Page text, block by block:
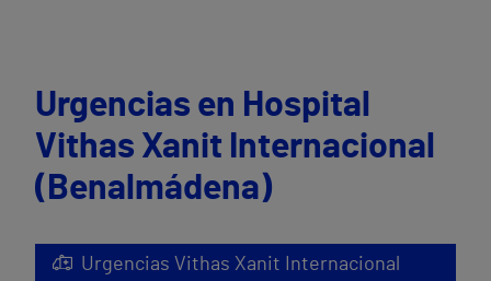
Urgencias en Hospital
Vithas Xanit Internacional
(Benalmádena)
Urgencias Vithas Xanit Internacional